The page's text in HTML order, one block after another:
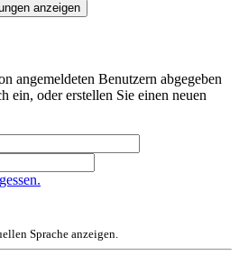
anzeigen
angemeldeten Benutzern abgegeben
ein, oder erstellen Sie einen neuen
Sprache anzeigen.